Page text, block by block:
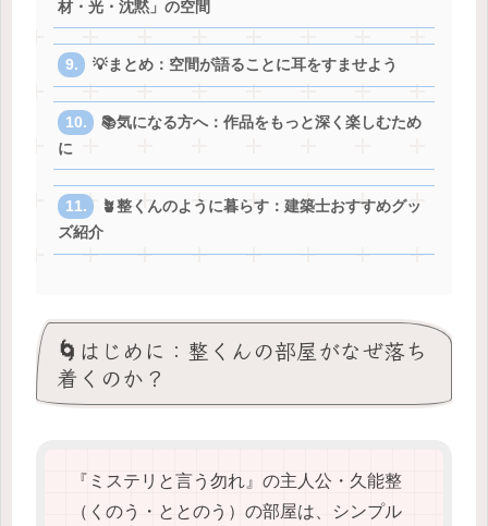
材・光・沈黙」の空間
💡まとめ：空間が語ることに耳をすませよう
📚気になる方へ：作品をもっと深く楽しむため
に
🪴整くんのように暮らす：建築士おすすめグッ
ズ紹介
🌀はじめに：整くんの部屋がなぜ落ち
着くのか？
『ミステリと言う勿れ』の主人公・久能整
（くのう・ととのう）の部屋は、シンプル